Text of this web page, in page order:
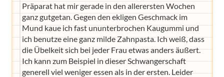
Präparat hat mir gerade in den allerersten Wochen
ganz gutgetan. Gegen den ekligen Geschmack im
Mund kaue ich fast ununterbrochen Kaugummi und
ich benutze eine ganz milde Zahnpasta. Ich weiß, dass
die Übelkeit sich bei jeder Frau etwas anders äußert.
Ich kann zum Beispiel in dieser Schwangerschaft
generell viel weniger essen als in der ersten. Leider